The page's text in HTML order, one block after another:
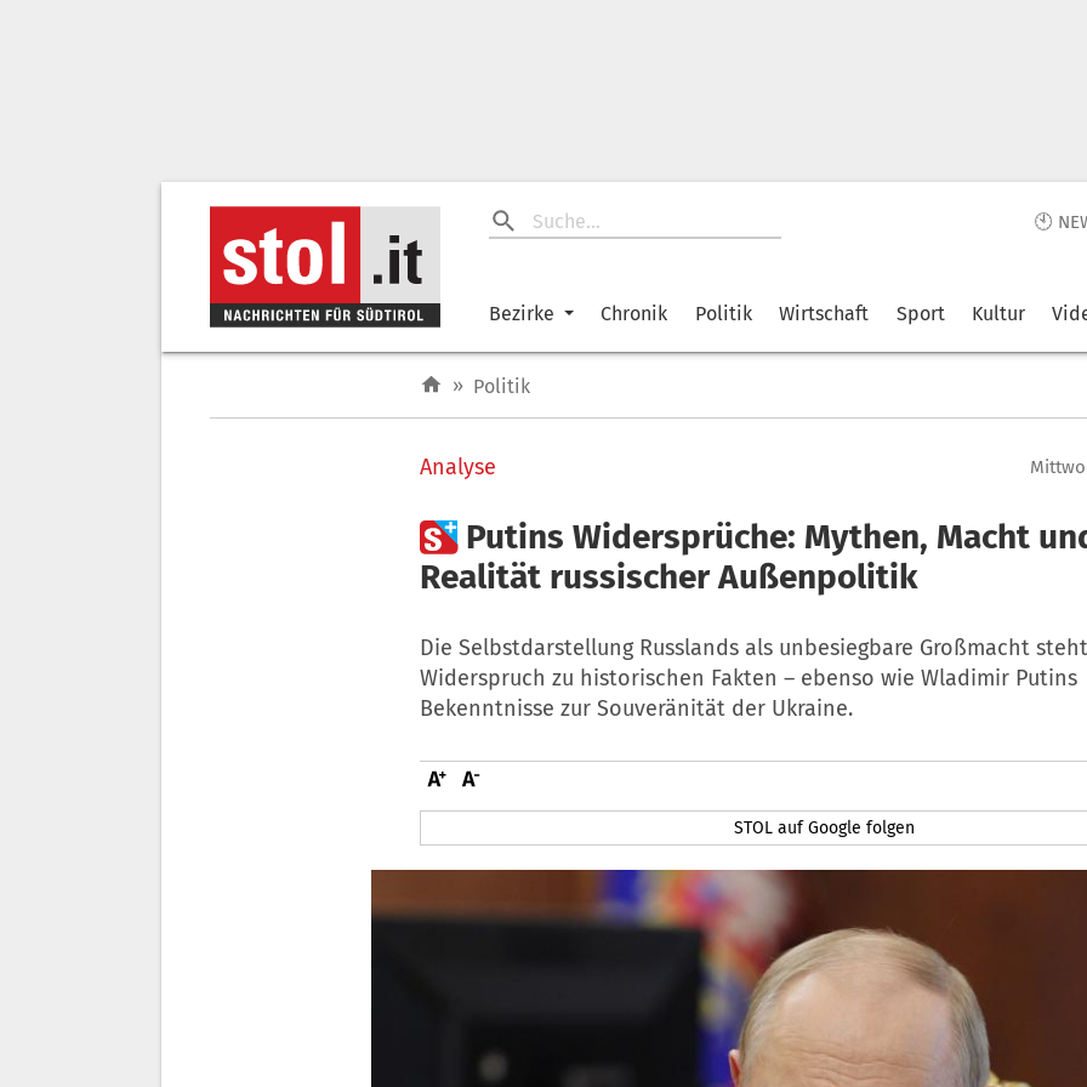
🕙
Bezirke Chronik Politik Wirtschaft Sport Kultur
» Politik
Analyse
 Putins Widersprüche: Mythen, Macht
Realität russischer Außenpolitik
Die Selbstdarstellung Russlands als unbesiegbare Großmacht
Widerspruch zu historischen Fakten – ebenso wie Wladimir Putins
Bekenntnisse zur Souveränität der Ukraine.
STOL auf Google folgen